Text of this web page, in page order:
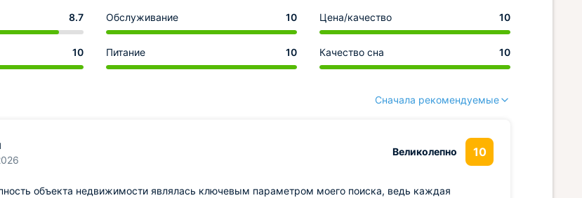
8.7 Обслуживание 10 Цена/качество 10
10 Питание 10 Качество сна 10
Сначала рекомендуемые
Великолепно 10
объекта недвижимости являлась ключевым параметром моего поиска, ведь каждая